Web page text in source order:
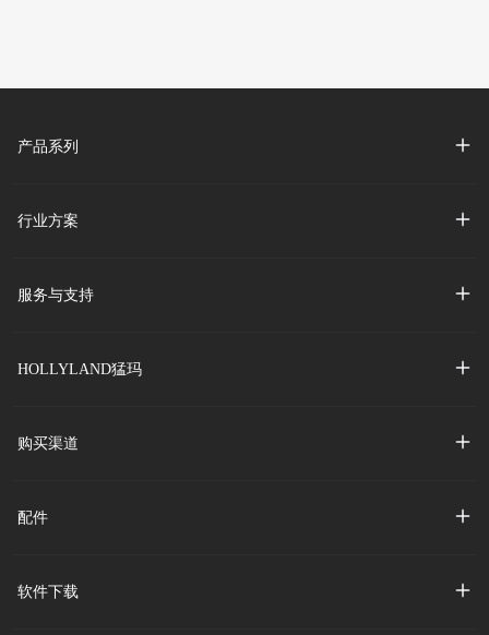
产品系列
行业方案
服务与支持
HOLLYLAND猛玛
购买渠道
配件
软件下载